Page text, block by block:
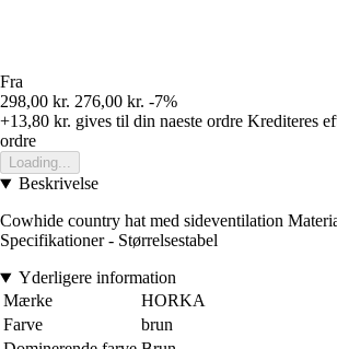
Fra
298,00 kr. 276,00 kr. -7%
+13,80 kr. gives til din naeste ordre Krediteres
ordre
Loading...
Beskrivelse
Cowhide country hat med sideventilation
Specifikationer - Størrelsestabel
Yderligere information
Mærke
HORKA
Farve
brun